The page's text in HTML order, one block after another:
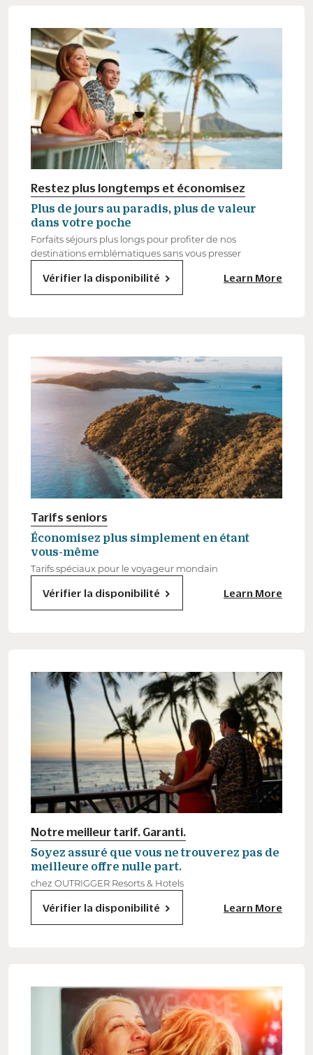
Restez plus longtemps et économisez
Plus de jours au paradis, plus de valeur
dans votre poche
Forfaits séjours plus longs pour profiter de nos
destinations emblématiques sans vous presser
Vérifier la disponibilité Learn More
Tarifs seniors
Économisez plus simplement en étant
vous-même
Tarifs spéciaux pour le voyageur mondain
Vérifier la disponibilité Learn More
Notre meilleur tarif. Garanti.
Soyez assuré que vous ne trouverez pas de
meilleure offre nulle part.
chez OUTRIGGER Resorts & Hotels
Vérifier la disponibilité Learn More